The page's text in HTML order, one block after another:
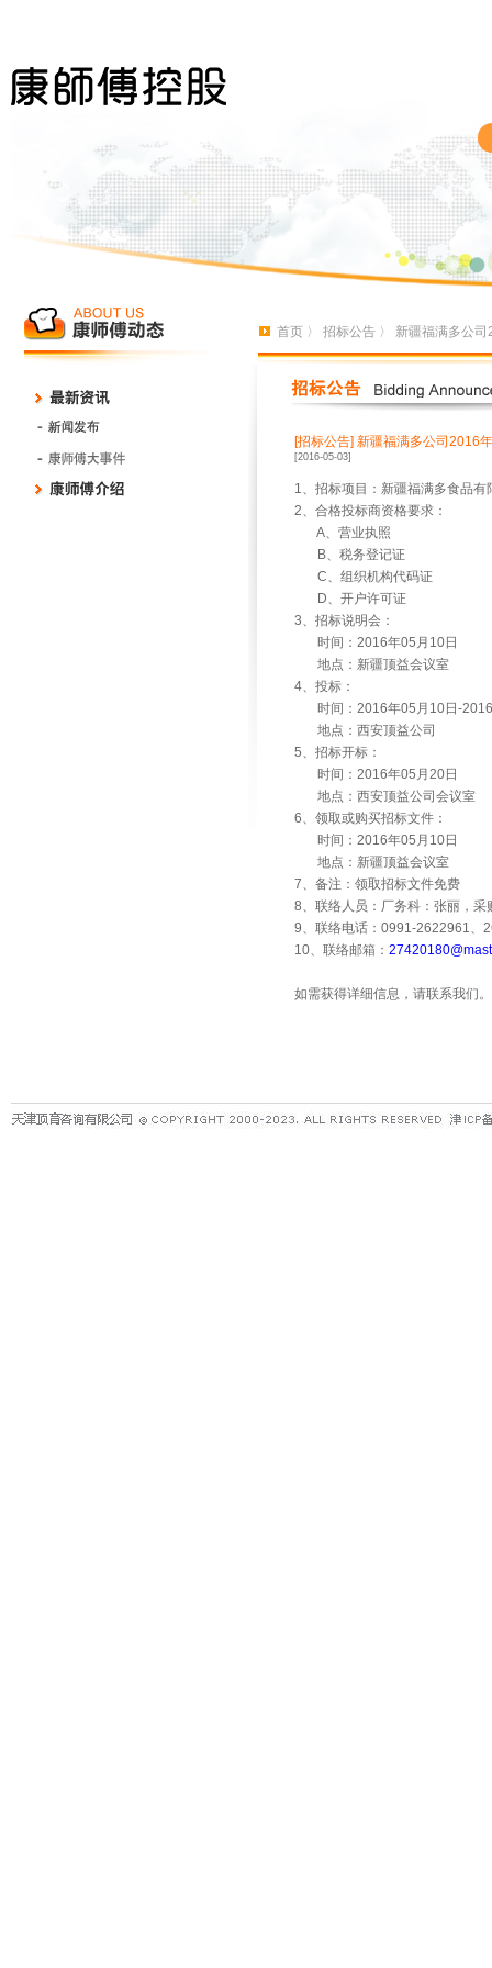
首页 〉 招标公告 〉 新疆福满多公
[招标公告] 新疆福满多公司2016
[2016-05-03]
1、招标项目：新疆福满多食品有
2、合格投标商资格要求：
A、营业执照
B、税务登记证
C、组织机构代码证
D、开户许可证
3、招标说明会：
时间： 2016年05 月 10日
地点：新疆顶益会议室
4、投标：
时间： 2016年05 月 10日 -2016
地点：西安顶益公司
5、招标开标：
时间： 2016年05 月 20日
地点：西安顶益公司会议室
6、领取或购买招标文件：
时间： 2016年05 月 10日
地点：新疆顶益会议室
7、备注：领取招标文件免费
8、联络人员：厂务科：张丽，采
9、联络电话： 0991-2622961、
10、联络邮箱：
如需获得详细信息，请联系我们。